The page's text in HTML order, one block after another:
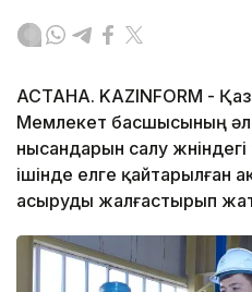
АСТАНА. KAZINFORM -
Мемлекет басшысының
нысандарын салу
ішінде елге қайтарылған
асыруды жалғастырып